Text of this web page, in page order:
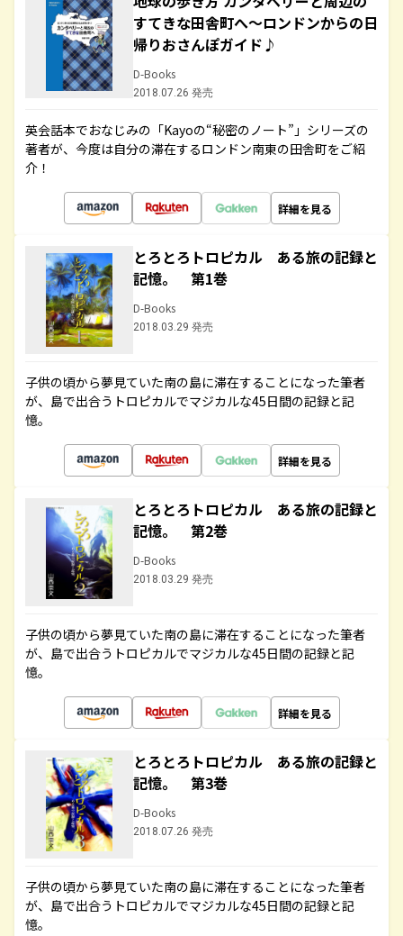
すてきな田舎町へ～ロンドンからの日
帰りおさんぽガイド♪
D-Books
2018.07.26 発売
英会話本でおなじみの「Kayoの“秘密のノート”」シリーズの
著者が、今度は自分の滞在するロンドン南東の田舎町をご紹
介！
詳細を見る
とろとろトロピカル ある旅の記録と
記憶。 第1巻
D-Books
2018.03.29 発売
子供の頃から夢見ていた南の島に滞在することになった筆者
が、島で出合うトロピカルでマジカルな45日間の記録と記
憶。
詳細を見る
とろとろトロピカル ある旅の記録と
記憶。 第2巻
D-Books
2018.03.29 発売
子供の頃から夢見ていた南の島に滞在することになった筆者
が、島で出合うトロピカルでマジカルな45日間の記録と記
憶。
詳細を見る
とろとろトロピカル ある旅の記録と
記憶。 第3巻
D-Books
2018.07.26 発売
子供の頃から夢見ていた南の島に滞在することになった筆者
が、島で出合うトロピカルでマジカルな45日間の記録と記
憶。